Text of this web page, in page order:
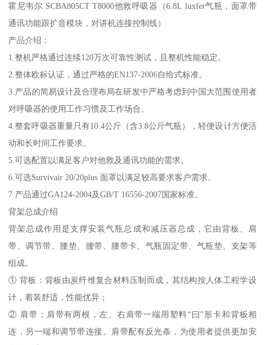
霍尼韦尔 SCBA805CT T8000他救呼吸器（6.8L luxfer气瓶，面罩带
通讯功能跟扩音模块，对讲机连接控制线）
产品介绍：
1.整机严格通过连续120万次可靠性测试，且整机性能稳定。
2.整体欧标认证，通过严格的EN137-2006自给式标准。
3.产品的简易设计及合理布局在研发中严格考虑到中国大范围使用者
对呼吸器的使用工作习惯及工作场合。
4.整套呼吸器重量只有10.4公斤（含3.8公斤气瓶），轻便设计方便活
动和长时间工作要求。
5.可选配置以满足客户对他救及通讯功能的需求。
6.可选Survivair 20/20plus 面罩以满足较高要求客户需求。
7.产品通过GA124-2004及GB/T 16556-2007国家标准。
背架总成介绍
背架总成作用是支撑安装气瓶总成和减压器总成，它由背板、肩
带、调节带、腰垫、腰带、腰带卡、气瓶固定带、气瓶垫、支架等
组成。
① 背板：背板由炭纤维复合材料压制而成，其结构按人体工程学设
计，着装舒适，性能优异；
② 肩带：肩带有两根，左、右肩带一端用塑料“曰”形卡和背板相
连，另一端和调节带连接。肩带配有反光条，为使用者提供更加安